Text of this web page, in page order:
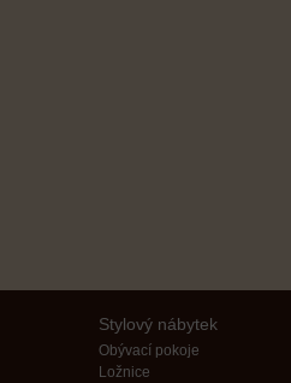
Stylový nábytek
Obývací pokoje
Ložnice